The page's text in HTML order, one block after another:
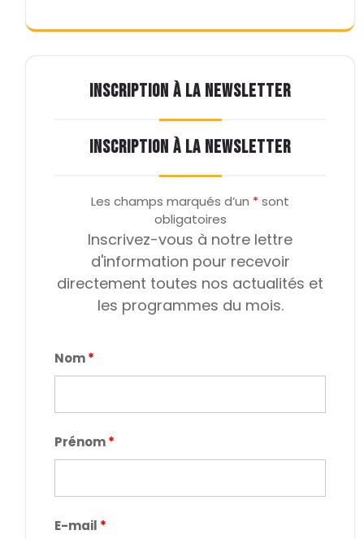
INSCRIPTION À LA NEWSLETTER
INSCRIPTION À LA NEWSLETTER
Les champs marqués d’un *sont
obligatoires
Inscrivez-vous à notre lettre
d'information pour recevoir
directement toutes nos actualités et
les programmes du mois.
Nom*
Prénom*
E-mail *